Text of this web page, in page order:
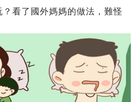
看了國外媽媽的做法，難怪